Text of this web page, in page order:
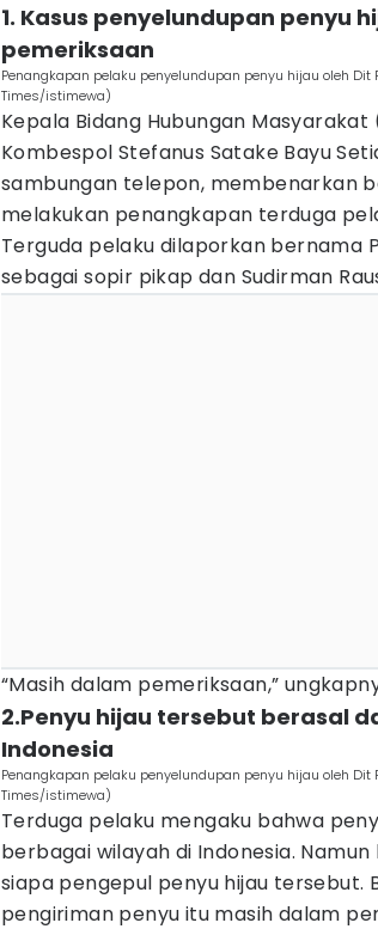
1. Kasus penyelundupan penyu
pemeriksaan
Penangkapan pelaku penyelundupan penyu hijau oleh Dit
Times/istimewa)
Kepala Bidang Hubungan Masyarakat
Kombespol Stefanus Satake Bayu
sambungan telepon, membenarkan
melakukan penangkapan terduga
Terguda pelaku dilaporkan bernama
sebagai sopir pikap dan Sudirman
“Masih dalam pemeriksaan,”
2.Penyu hijau tersebut berasal
Indonesia
Penangkapan pelaku penyelundupan penyu hijau oleh Dit
Times/istimewa)
Terduga pelaku mengaku bahwa
berbagai wilayah di Indonesia.
siapa pengepul penyu hijau tersebut.
pengiriman penyu itu masih dalam